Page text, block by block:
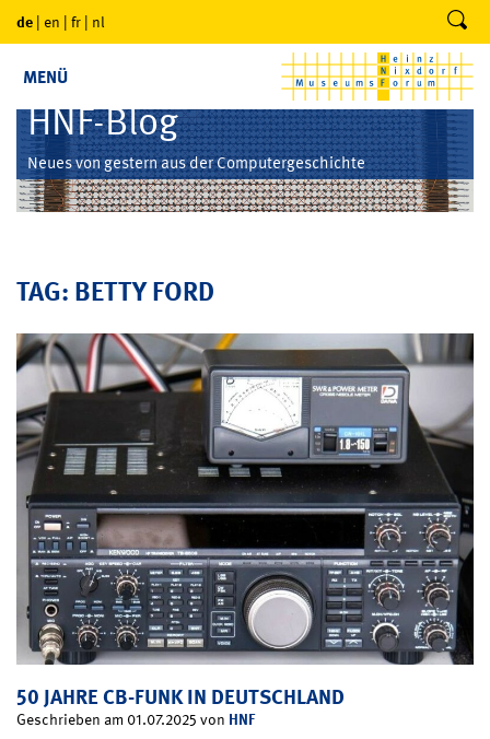
de | en | fr | nl
MENÜ
HNF-Blog
Neues von gestern aus der Computergeschichte
TAG: BETTY FORD
50 JAHRE CB-FUNK IN DEUTSCHLAND
Geschrieben am 01.07.2025 von HNF